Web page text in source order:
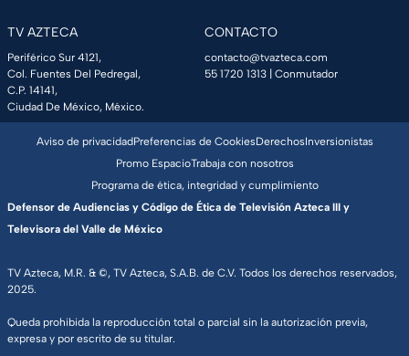
TV AZTECA
Periférico Sur 4121,
Col. Fuentes Del Pedregal,
C.P. 14141,
Ciudad De México, México.
CONTACTO
contacto@tvazteca.com
55 1720 1313 | Conmutador
TV Azteca, M.R. & ©, TV Azteca, S.A.B. de C.V. Todos los derechos reservados,
2025.
Queda prohibida la reproducción total o parcial sin la autorización previa,
expresa y por escrito de su titular.
Aviso de privacidadPreferencias de CookiesDerechosInversionistas
Promo EspacioTrabaja con nosotros
Programa de ética, integridad y cumplimiento
Defensor de Audiencias y Código de Ética de Televisión Azteca III y
Televisora del Valle de México